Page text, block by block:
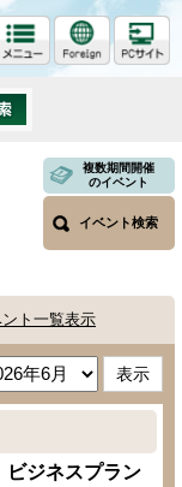
複数期間開催
のイベント
イベント検索
ント一覧表示
ビジネスプラン